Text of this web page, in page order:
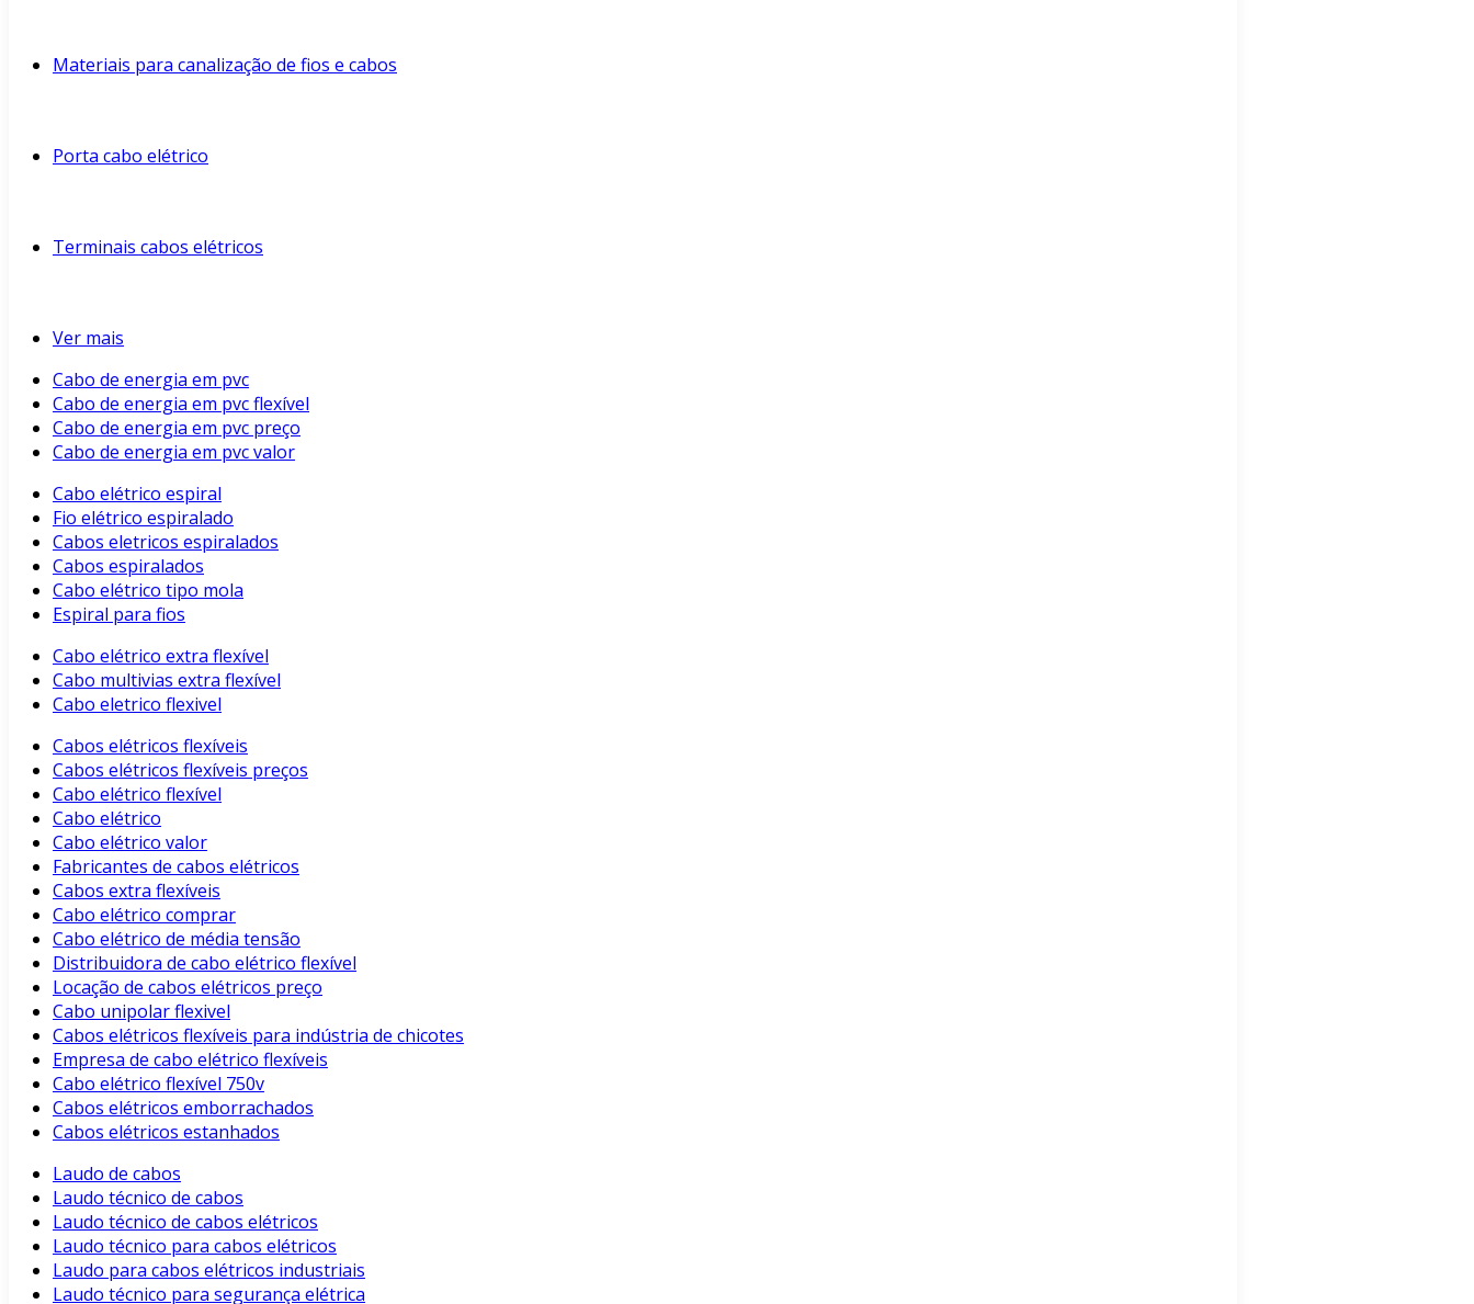
Materiais para canalização de fios e cabos
Porta cabo elétrico
Terminais cabos elétricos
Ver mais
Cabo de energia em pvc
Cabo de energia em pvc flexível
Cabo de energia em pvc preço
Cabo de energia em pvc valor
Cabo elétrico espiral
Fio elétrico espiralado
Cabos eletricos espiralados
Cabos espiralados
Cabo elétrico tipo mola
Espiral para fios
Cabo elétrico extra flexível
Cabo multivias extra flexível
Cabo eletrico flexivel
Cabos elétricos flexíveis
Cabos elétricos flexíveis preços
Cabo elétrico flexível
Cabo elétrico
Cabo elétrico valor
Fabricantes de cabos elétricos
Cabos extra flexíveis
Cabo elétrico comprar
Cabo elétrico de média tensão
Distribuidora de cabo elétrico flexível
Locação de cabos elétricos preço
Cabo unipolar flexivel
Cabos elétricos flexíveis para indústria de chicotes
Empresa de cabo elétrico flexíveis
Cabo elétrico flexível 750v
Cabos elétricos emborrachados
Cabos elétricos estanhados
Laudo de cabos
Laudo técnico de cabos
Laudo técnico de cabos elétricos
Laudo técnico para cabos elétricos
Laudo para cabos elétricos industriais
Laudo técnico para segurança elétrica